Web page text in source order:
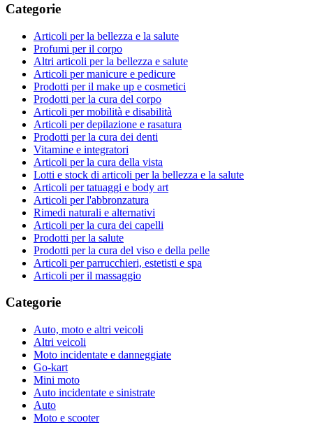
Categorie
Articoli per la bellezza e la salute
Profumi per il corpo
Altri articoli per la bellezza e salute
Articoli per manicure e pedicure
Prodotti per il make up e cosmetici
Prodotti per la cura del corpo
Articoli per mobilità e disabilità
Articoli per depilazione e rasatura
Prodotti per la cura dei denti
Vitamine e integratori
Articoli per la cura della vista
Lotti e stock di articoli per la bellezza e la salute
Articoli per tatuaggi e body art
Articoli per l'abbronzatura
Rimedi naturali e alternativi
Articoli per la cura dei capelli
Prodotti per la salute
Prodotti per la cura del viso e della pelle
Articoli per parrucchieri, estetisti e spa
Articoli per il massaggio
Categorie
Auto, moto e altri veicoli
Altri veicoli
Moto incidentate e danneggiate
Go-kart
Mini moto
Auto incidentate e sinistrate
Auto
Moto e scooter